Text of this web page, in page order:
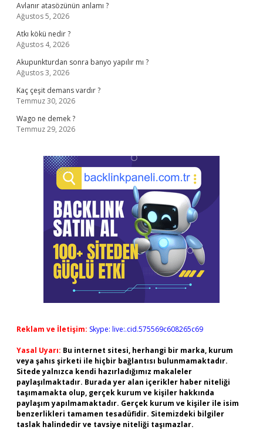
Avlanır atasözünün anlamı ?
Ağustos 5, 2026
Atkı kökü nedir ?
Ağustos 4, 2026
Akupunkturdan sonra banyo yapılır mı ?
Ağustos 3, 2026
Kaç çeşit demans vardır ?
Temmuz 30, 2026
Wago ne demek ?
Temmuz 29, 2026
Reklam ve İletişim: Skype: live:.cid.575569c608265c69
Yasal Uyarı: Bu internet sitesi, herhangi bir marka, kurum
veya şahıs şirketi ile hiçbir bağlantısı bulunmamaktadır.
Sitede yalnızca kendi hazırladığımız makaleler
paylaşılmaktadır. Burada yer alan içerikler haber niteliği
taşımamakta olup, gerçek kurum ve kişiler hakkında
paylaşım yapılmamaktadır. Gerçek kurum ve kişiler ile isim
benzerlikleri tamamen tesadüfidir. Sitemizdeki bilgiler
taslak halindedir ve tavsiye niteliği taşımazlar.